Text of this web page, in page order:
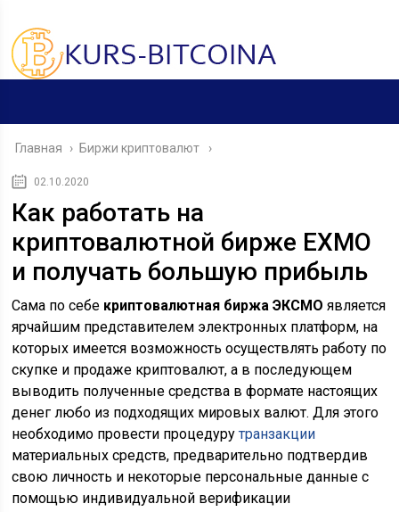
Главная › Биржи криптовалют
02.10.2020
Как работать на
криптовалютной бирже EXMO
и получать большую прибыль
Сама по себе криптовалютная биржа ЭКСМО является
ярчайшим представителем электронных платформ, на
которых имеется возможность осуществлять работу по
скупке и продаже криптовалют, а в последующем
выводить полученные средства в формате настоящих
денег любо из подходящих мировых валют. Для этого
необходимо провести процедурутранзакции
материальных средств, предварительно подтвердив
свою личность и некоторые персональные данные с
помощью индивидуальной верификации